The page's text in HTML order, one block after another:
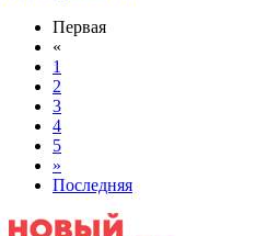
Первая
«
1
2
3
4
5
»
Последняя